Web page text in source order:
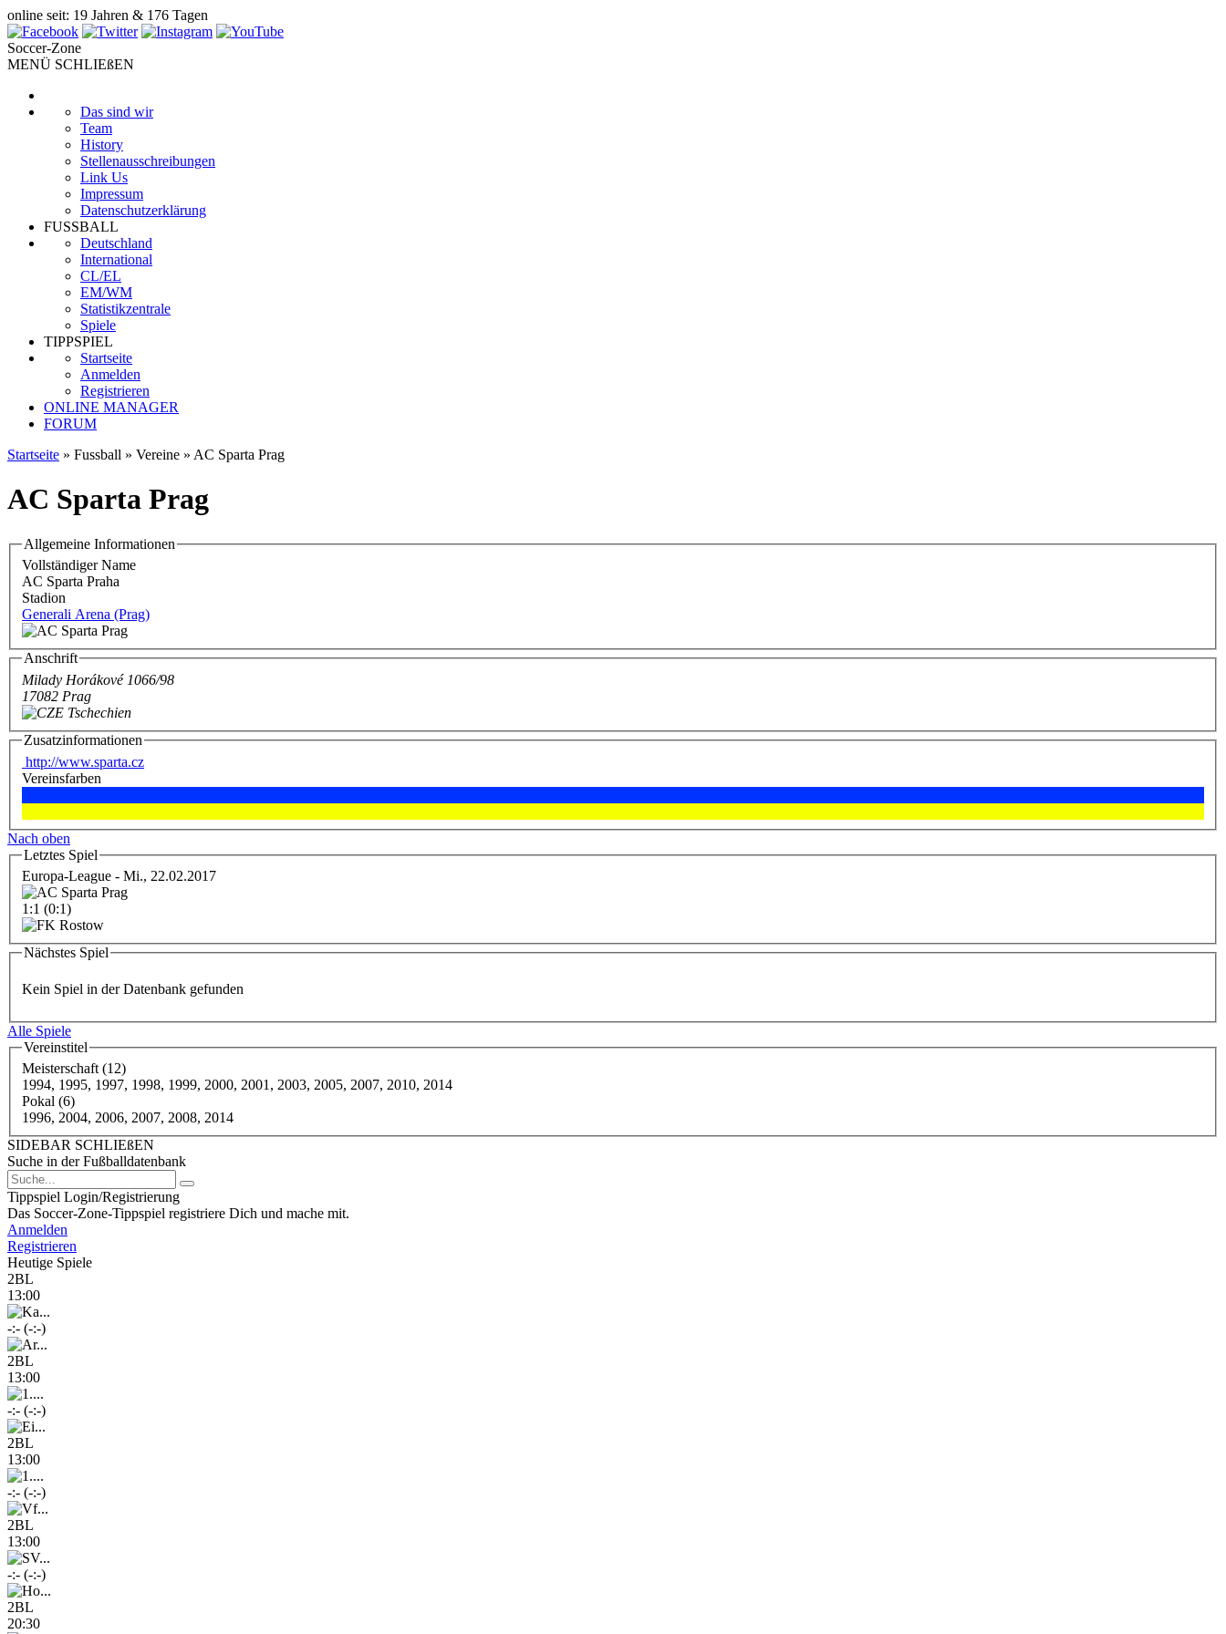
online seit: 19 Jahren & 176 Tagen
Soccer-Zone
MENÜ SCHLIEßEN
Das sind wir
Team
History
Stellenausschreibungen
Link Us
Impressum
Datenschutzerklärung
FUSSBALL
Deutschland
International
CL/EL
EM/WM
Statistikzentrale
Spiele
TIPPSPIEL
Startseite
Anmelden
Registrieren
ONLINE MANAGER
FORUM
Startseite » Fussball » Vereine » AC Sparta Prag
AC Sparta Prag
Allgemeine Informationen
Vollständiger Name
AC Sparta Praha
Stadion
Generali Arena (Prag)
Anschrift
Milady Horákové 1066/98
17082 Prag
Tschechien
Zusatzinformationen
http://www.sparta.cz
Vereinsfarben
Nach oben
Letztes Spiel
Europa-League - Mi., 22.02.2017
1:1 (0:1)
Nächstes Spiel
Kein Spiel in der Datenbank gefunden
Alle Spiele
Vereinstitel
Meisterschaft (12)
1994, 1995, 1997, 1998, 1999, 2000, 2001, 2003, 2005, 2007, 2010, 2014
Pokal (6)
1996, 2004, 2006, 2007, 2008, 2014
SIDEBAR SCHLIEßEN
Suche in der Fußballdatenbank
Tippspiel Login/Registrierung
Das Soccer-Zone-Tippspiel registriere Dich und mache mit.
Anmelden
Registrieren
Heutige Spiele
2BL
13:00
-:- (-:-)
2BL
13:00
-:- (-:-)
2BL
13:00
-:- (-:-)
2BL
13:00
-:- (-:-)
2BL
20:30